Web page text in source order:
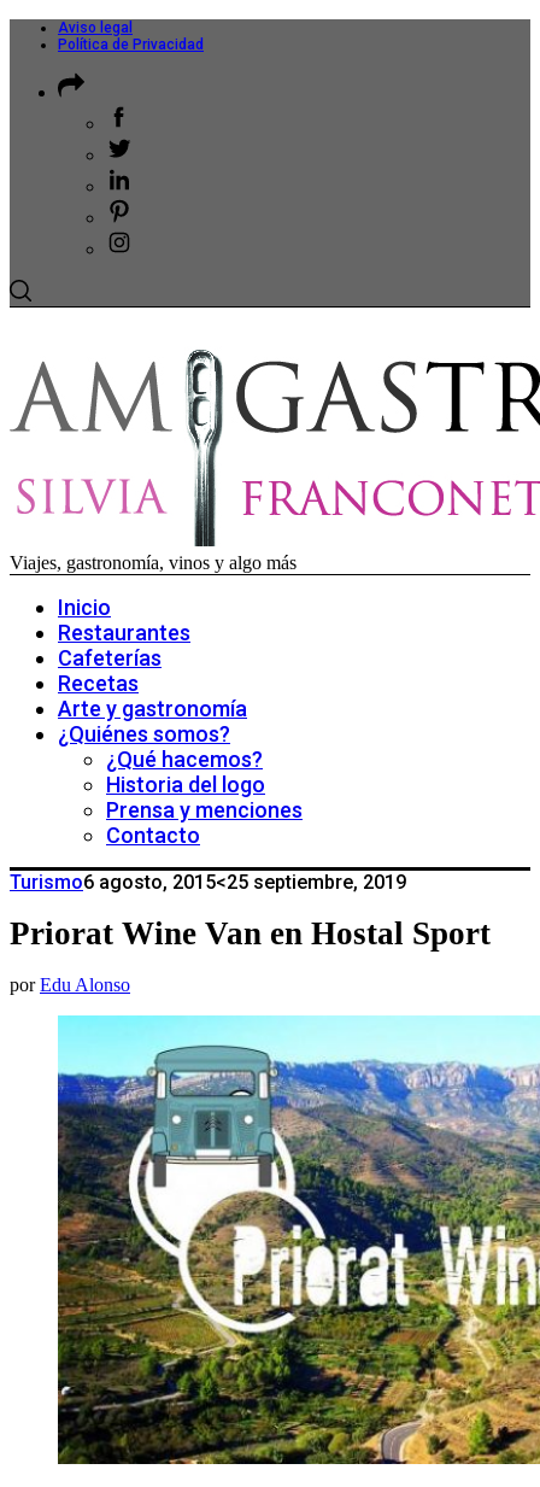
Aviso legal
Política de Privacidad
Viajes, gastronomía, vinos y algo más
Inicio
Restaurantes
Cafeterías
Recetas
Arte y gastronomía
¿Quiénes somos?
¿Qué hacemos?
Historia del logo
Prensa y menciones
Contacto
Turismo6 agosto, 2015<25 septiembre, 2019
Priorat Wine Van en Hostal Sport
por Edu Alonso